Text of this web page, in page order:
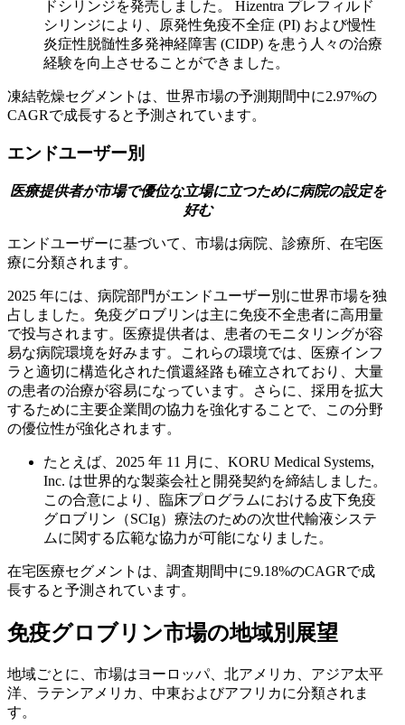
ドシリンジを発売しました。 Hizentra プレフィルド
シリンジにより、原発性免疫不全症 (PI) および慢性
炎症性脱髄性多発神経障害 (CIDP) を患う人々の治療
経験を向上させることができました。
凍結乾燥セグメントは、世界市場の予測期間中に2.97%の
CAGRで成長すると予測されています。
エンドユーザー別
医療提供者が市場で優位な立場に立つために病院の設定を
好む
エンドユーザーに基づいて、市場は病院、診療所、在宅医
療に分類されます。
2025 年には、病院部門がエンドユーザー別に世界市場を独
占しました。免疫グロブリンは主に免疫不全患者に高用量
で投与されます。医療提供者は、患者のモニタリングが容
易な病院環境を好みます。これらの環境では、医療インフ
ラと適切に構造化された償還経路も確立されており、大量
の患者の治療が容易になっています。さらに、採用を拡大
するために主要企業間の協力を強化することで、この分野
の優位性が強化されます。
たとえば、2025 年 11 月に、KORU Medical Systems,
Inc. は世界的な製薬会社と開発契約を締結しました。
この合意により、臨床プログラムにおける皮下免疫
グロブリン（SCIg）療法のための次世代輸液システ
ムに関する広範な協力が可能になりました。
在宅医療セグメントは、調査期間中に9.18%のCAGRで成
長すると予測されています。
免疫グロブリン市場の地域別展望
地域ごとに、市場はヨーロッパ、北アメリカ、アジア太平
洋、ラテンアメリカ、中東およびアフリカに分類されま
す。